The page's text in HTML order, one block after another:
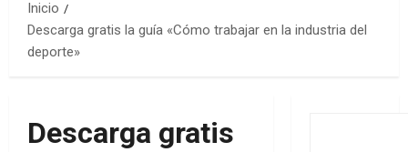
Inicio
Descarga gratis la guía «Cómo trabajar en la industria del
deporte»
Descarga gratis